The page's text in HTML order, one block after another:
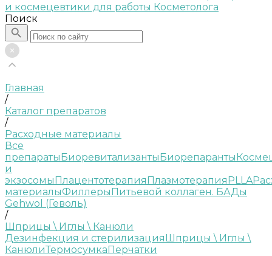
Поиск
Главная
/
Каталог препаратов
/
Расходные материалы
Все
препаратыБиоревитализантыБиорепаранты
и
экзосомыПлацентотерапияПлазмотерапияPLLA
материалыФиллерыПитьевой коллаген. БАДы
Gehwol (Геволь)
/
Шприцы \ Иглы \ Канюли
Дезинфекция и стерилизацияШприцы \ Иглы \
КанюлиТермосумкаПерчатки